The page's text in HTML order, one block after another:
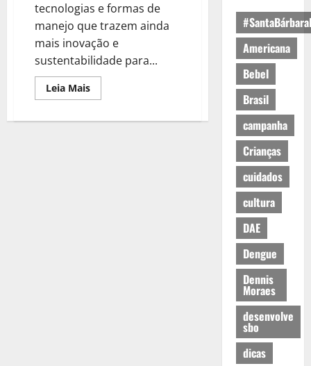
tecnologias e formas de
manejo que trazem ainda
mais inovação e
sustentabilidade para...
Leia Mais
Americana
Bebel
Brasil
campanha
Crianças
cuidados
cultura
DAE
Dengue
Dennis
Moraes
desenvolve
sbo
dicas